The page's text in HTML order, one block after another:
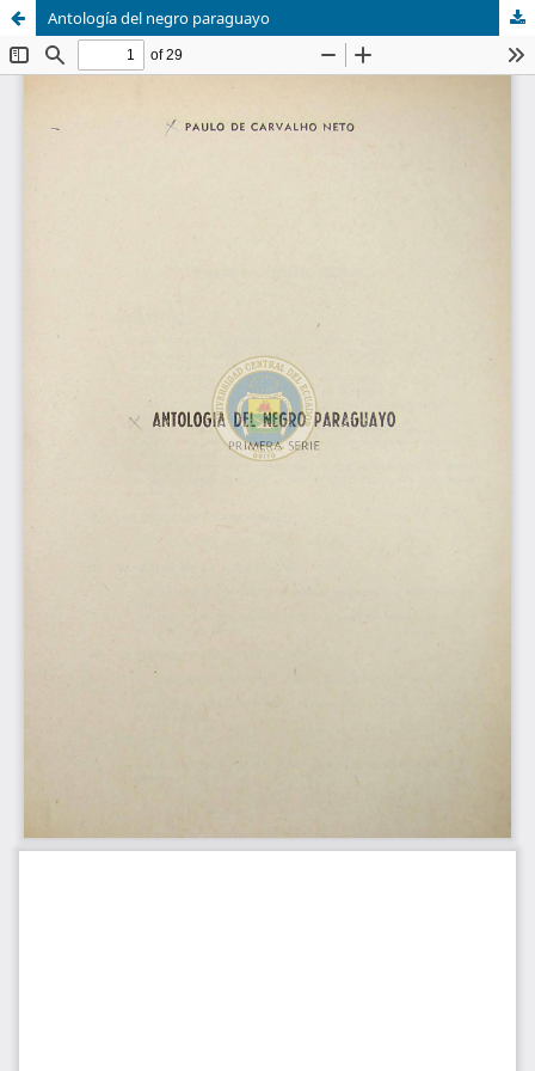
Antología del negro paraguayo